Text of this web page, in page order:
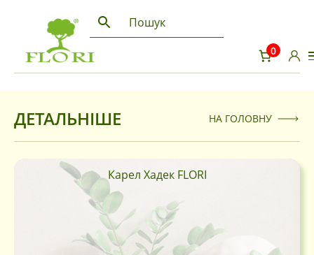
0
ДЕТАЛЬНІШЕ НА ГОЛОВНУ
Карел Хадек FLORI